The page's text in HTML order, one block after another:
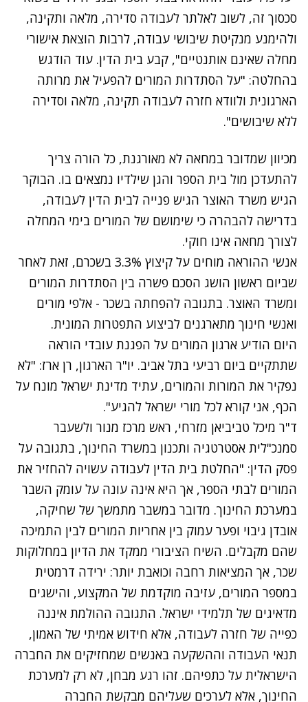
סכסוך זה, לשוב לאלתר לעבודה סדירה, מלאה ותקינה,
ולהימנע מנקיטת שיבושי עבודה, לרבות הוצאת אישורי
מחלה שאינם אותנטיים", קבע בית הדין. עוד הודגש
בהחלטה: "על הסתדרות המורים להפעיל את מרותה
הארגונית ולוודא חזרה לעבודה תקינה, מלאה וסדירה
ללא שיבושים".
מכיוון שמדובר במחאה לא מאורגנת, כל הורה צריך
להתעדכן מול בית הספר והגן שילדיו נמצאים בו. הבוקר
הגיש משרד האוצר הגיש פנייה לבית הדין לעבודה,
בדרישה להבהרה כי שימושם של המורים בימי המחלה
לצורך מחאה אינו חוקי.
אנשי ההוראה מוחים על קיצוץ 3.3% בשכרם, זאת
לאחר
שביום ראשון הושג הסכם פשרה בין הסתדרות המורים
ומשרד האוצר. בתגובה להפחתה בשכר - אלפי מורים
ואנשי חינוך מתארגנים לביצוע התפטרות המונית.
היום הודיע ארגון המורים על הפגנת עובדי הוראה
שתתקיים ביום רביעי בתל אביב. יו"ר הארגון, רן ארז: "לא
נפקיר את המורות והמורים, עתיד מדינת ישראל מונח על
הכף, אני קורא לכל מורי ישראל להגיע".
ד"ר מיכל טביביאן מזרחי, ראש מרכז מנור ולשעבר
סמנכ"לית אסטרטגיה ותכנון במשרד החינוך, בתגובה על
פסק הדין: "החלטת בית הדין לעבודה עשויה להחזיר את
המורים לבתי הספר, אך היא אינה עונה על עומק השבר
במערכת החינוך. מדובר במשבר מתמשך של שחיקה,
אובדן גיבוי ופער עמוק בין אחריות המורים לבין התמיכה
שהם מקבלים. השיח הציבורי ממקד את הדיון במחלוקות
שכר, אך המציאות רחבה וכואבת יותר: ירידה דרמטית
במספר המורים, עזיבה מוקדמת של המקצוע, והישגים
מדאיגים של תלמידי ישראל. התגובה ההולמת איננה
כפייה של חזרה לעבודה, אלא חידוש אמיתי של האמון,
תנאי העבודה וההשקעה באנשים שמחזיקים את החברה
הישראלית על כתפיהם. זהו רגע מבחן, לא רק למערכת
החינוך, אלא לערכים שעליהם מבקשת החברה